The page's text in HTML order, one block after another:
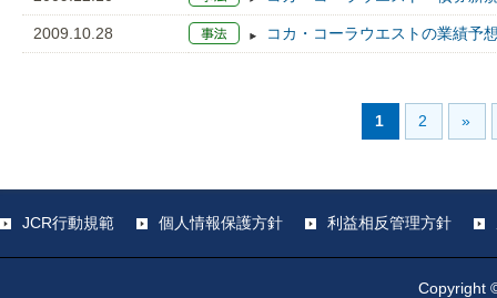
2009.10.28 コカ・コーラウエストの業績予
1 2 »
JCR行動規範 個人情報保護方針 利益相反管理方針
Copyright